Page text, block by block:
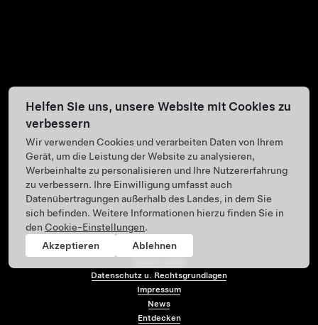
Menü-Fußzeile
Datenschutz u. Rechtsgrundlagen
Impressum
News
Entdecken
Helfen Sie uns, unsere Website mit Cookies zu
verbessern
Wir verwenden Cookies und verarbeiten Daten von Ihrem
Gerät, um die Leistung der Website zu analysieren,
Werbeinhalte zu personalisieren und Ihre Nutzererfahrung
zu verbessern. Ihre Einwilligung umfasst auch
Datenübertragungen außerhalb des Landes, in dem Sie
sich befinden. Weitere Informationen hierzu finden Sie in
den Cookie-Einstellungen.
Akzeptieren
Ablehnen